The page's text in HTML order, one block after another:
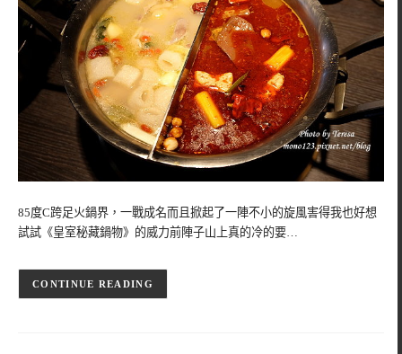
85度C跨足火鍋界，一戰成名而且掀起了一陣不小的旋風害得我也好想
試試《皇室秘藏鍋物》的威力前陣子山上真的冷的要…
CONTINUE READING